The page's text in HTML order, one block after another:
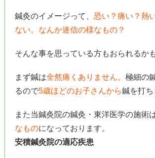
鍼灸のイメージって、 恐い？痛い？熱
ない。なんか迷信の様なもの？
そんな事を思っている方もおられるか
まず鍼は全然痛くありません。 極細の
るので5歳ほどのお子さんから鍼を打ち
また当鍼灸院の鍼灸・東洋医学の施術
なものになっております。
安積鍼灸院の適応疾患